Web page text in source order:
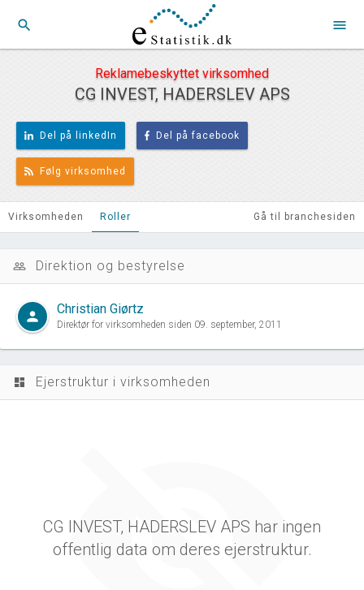
search menu
Reklamebeskyttet virksomhed
CG INVEST, HADERSLEV APS
Del på linkedIn Del på facebook
Følg virksomhed
Virksomheden Roller Gå til branchesiden
people_outline Direktion og bestyrelse
person Christian Giørtz
Direktør for virksomheden siden 09. september, 2011
dashboard Ejerstruktur i virksomheden
CG INVEST, HADERSLEV APS har ingen
offentlig data om deres ejerstruktur.